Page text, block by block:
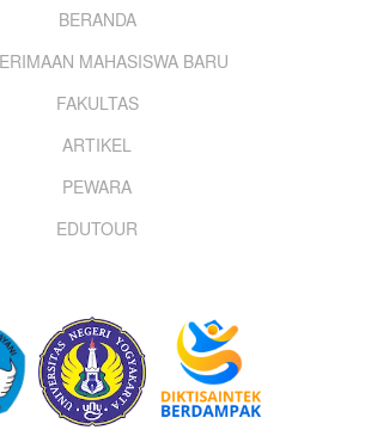
BERANDA
MAHASISWA BARU
FAKULTAS
ARTIKEL
PEWARA
EDUTOUR